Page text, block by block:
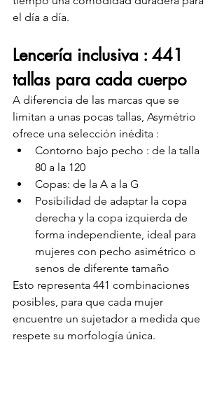
el día a día.
Lencería inclusiva : 441
tallas para cada cuerpo
A diferencia de las marcas que se
limitan a unas pocas tallas, Asymétrio
ofrece una selección inédita :
Contorno bajo pecho : de la talla
80 a la 120
Copas: de la A a la G
Posibilidad de adaptar la copa
derecha y la copa izquierda de
forma independiente, ideal para
mujeres con pecho asimétrico o
senos de diferente tamaño
Esto representa 441 combinaciones
posibles, para que cada mujer
encuentre un sujetador a medida que
respete su morfología única.